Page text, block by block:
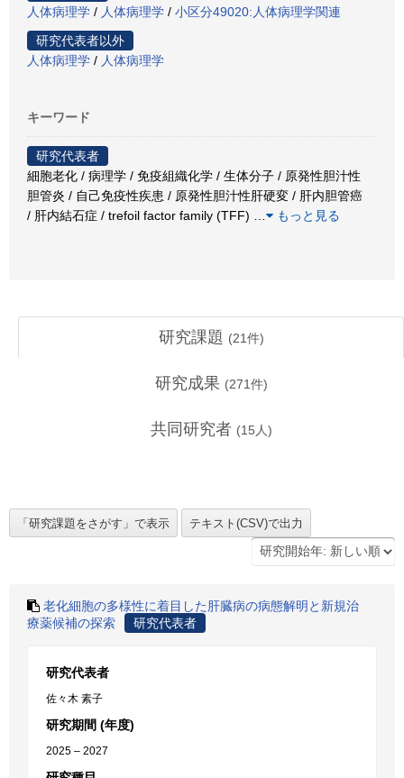
人体病理学 / 人体病理学 / 小区分49020:人体病理学関連
研究代表者以外
人体病理学 / 人体病理学
キーワード
研究代表者
細胞老化 / 病理学 / 免疫組織化学 / 生体分子 / 原発性胆汁性
胆管炎 / 自己免疫性疾患 / 原発性胆汁性肝硬変 / 肝内胆管癌
/ 肝内結石症 / trefoil factor family (TFF)
もっと見る
研究課題 (21件)
研究成果 (271件)
共同研究者 (15 人)
老化細胞の多様性に着目した肝臓病の病態解明と新規治
療薬候補の探索
研究代表者
研究代表者
佐々木 素子
研究期間 (年度)
2025 – 2027